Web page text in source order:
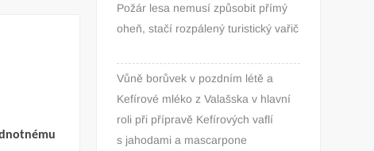
Požár lesa nemusí způsobit přímý
oheň, stačí rozpálený turistický vařič
Vůně borůvek v pozdním létě a
Kefírové mléko z Valašska v hlavní
roli při přípravě Kefírových vaflí
s jahodami a mascarpone